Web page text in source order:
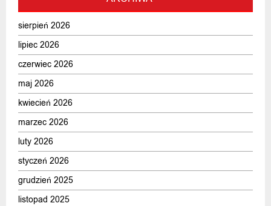
sierpień 2026
lipiec 2026
czerwiec 2026
maj 2026
kwiecień 2026
marzec 2026
luty 2026
styczeń 2026
grudzień 2025
listopad 2025